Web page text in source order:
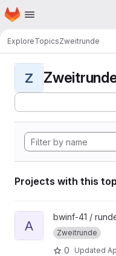
Skip to main content
Homepage
ExploreTopicsZweitrunde
Z
Projects with this
View Aufgabe3 project
A
bwinf-41 /
Zweitrunde
0 Updated